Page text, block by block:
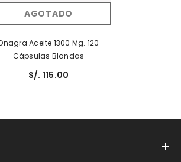
AGOTADO
Aceite 1300 Mg. 120
Cápsulas Blandas
S/. 115.00